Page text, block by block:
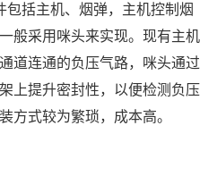
包括主机、烟弹，主机控制烟
般采用咪头来实现。现有主机
道连通的负压气路，咪头通过
上提升密封性，以便检测负压
方式较为繁琐，成本高。